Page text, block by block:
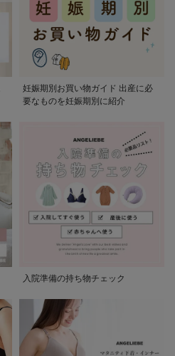
妊娠期別お買い物ガイド 出産に必
要なものを妊娠期別に紹介
入院準備の持ち物チェック